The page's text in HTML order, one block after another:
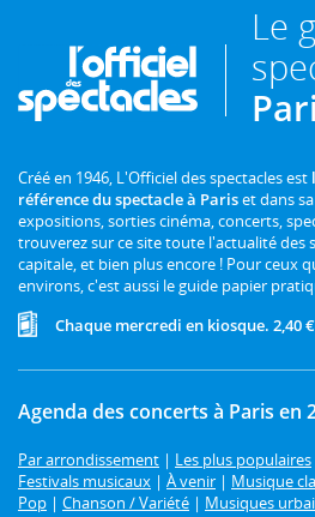
Le
Créé en 1946, L'Officiel des spectacles est
référence du spectacle à Pariset dans
expositions, sorties cinéma, concerts,
trouverez sur ce site toute l'actualité des
capitale, et bien plus encore ! Pour ceux
environs, c'est aussi le guide papier
Chaque mercredi en kiosque. 2,40
Agenda des concerts à Paris en
Par arrondissement | Les plus populaires
Festivals musicaux | À venir | Musique
Pop | Chanson / Variété | Musiques